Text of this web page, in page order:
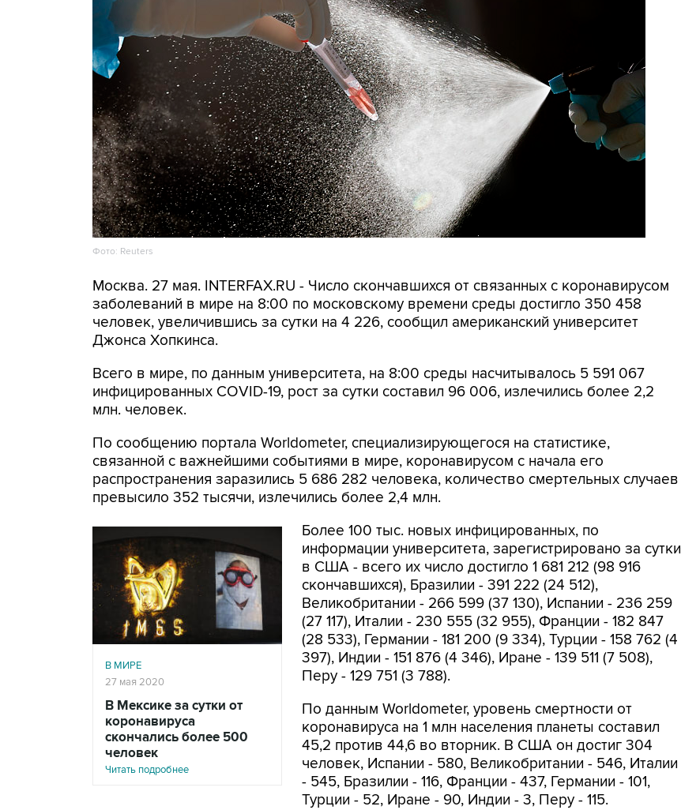
Фото: Reuters
Москва. 27 мая. INTERFAX.RU - Число скончавшихся от связанных с коронавирусом
заболеваний в мире на 8:00 по московскому времени среды достигло 350 458
человек, увеличившись за сутки на 4 226, сообщил американский университет
Джонса Хопкинса.
Всего в мире, по данным университета, на 8:00 среды насчитывалось 5 591 067
инфицированных COVID-19, рост за сутки составил 96 006, излечились более 2,2
млн. человек.
По сообщению портала Worldometer, специализирующегося на статистике,
связанной с важнейшими событиями в мире, коронавирусом с начала его
распространения заразились 5 686 282 человека, количество смертельных случаев
превысило 352 тысячи, излечились более 2,4 млн.
В МИРЕ
27 мая 2020
В Мексике за сутки от
коронавируса
скончались более 500
человек
Читать подробнее
Более 100 тыс. новых инфицированных, по
информации университета, зарегистрировано за сутки
в США - всего их число достигло 1 681 212 (98 916
скончавшихся), Бразилии - 391 222 (24 512),
Великобритании - 266 599 (37 130), Испании - 236 259
(27 117), Италии - 230 555 (32 955), Франции - 182 847
(28 533), Германии - 181 200 (9 334), Турции - 158 762 (4
397), Индии - 151 876 (4 346), Иране - 139 511 (7 508),
Перу - 129 751 (3 788).
По данным Worldometer, уровень смертности от
коронавируса на 1 млн населения планеты составил
45,2 против 44,6 во вторник. В США он достиг 304
человек, Испании - 580, Великобритании - 546, Италии
- 545, Бразилии - 116, Франции - 437, Германии - 101,
Турции - 52, Иране - 90, Индии - 3, Перу - 115.